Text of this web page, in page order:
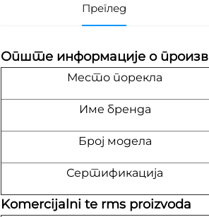
Преглед
Опште информације о
Место порекла
Име бренда
Број модела
Сертификација
Komercijalni te rms proizvoda